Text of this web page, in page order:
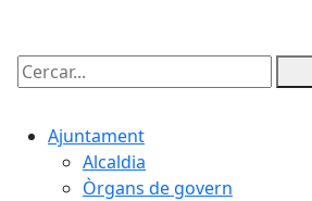
Cercar:
Ajuntament
Alcaldia
Òrgans de govern